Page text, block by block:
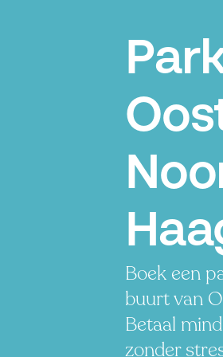
Boek een
buurt van
Betaal
zonder